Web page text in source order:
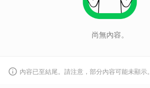
尚無內容。
內容已至結尾。請注意，部分內容可能未顯示。